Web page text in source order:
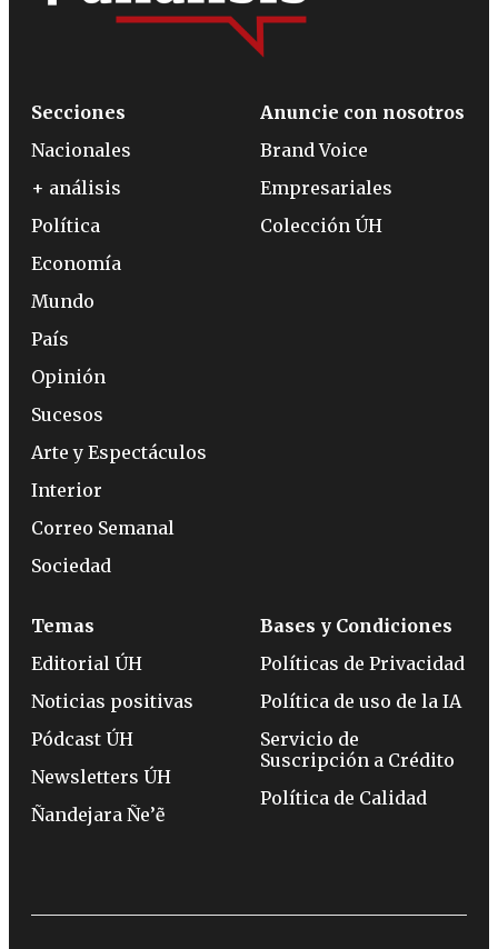
Secciones
Nacionales
+ análisis
Política
Economía
Mundo
País
Opinión
Sucesos
Arte y Espectáculos
Interior
Correo Semanal
Sociedad
Anuncie con nosotros
Brand Voice
Empresariales
Colección ÚH
Temas
Editorial ÚH
Noticias positivas
Pódcast ÚH
Newsletters ÚH
Ñandejara Ñe’ẽ
Bases y Condiciones
Políticas de Privacidad
Política de uso de la IA
Servicio de
Suscripción a Crédito
Política de Calidad